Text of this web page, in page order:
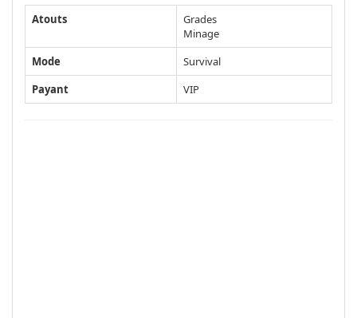
Atouts
Grades
Minage
Mode
Survival
Payant
VIP